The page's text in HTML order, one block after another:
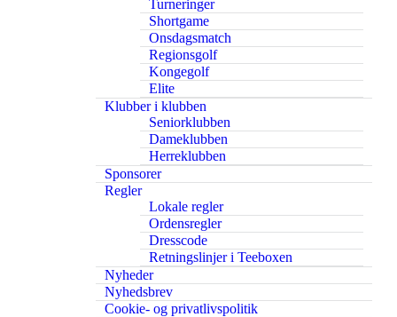
Turneringer
Shortgame
Onsdagsmatch
Regionsgolf
Kongegolf
Elite
Klubber i klubben
Seniorklubben
Dameklubben
Herreklubben
Sponsorer
Regler
Lokale regler
Ordensregler
Dresscode
Retningslinjer i Teeboxen
Nyheder
Nyhedsbrev
Cookie- og privatlivspolitik